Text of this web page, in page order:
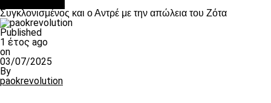
Συγκλονισμένος και ο Αντρέ με την απώλεια του Ζότα
Published
1 έτος ago
on
03/07/2025
By
paokrevolution